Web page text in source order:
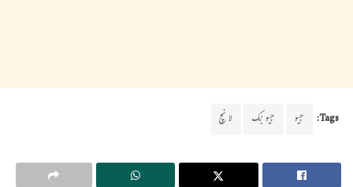
Tags: جیو جیو بُک لانچ